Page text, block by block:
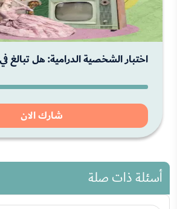
اختبار الشخصية الدرامية: هل تبالغ
شارك الان
أسئلة ذات صلة